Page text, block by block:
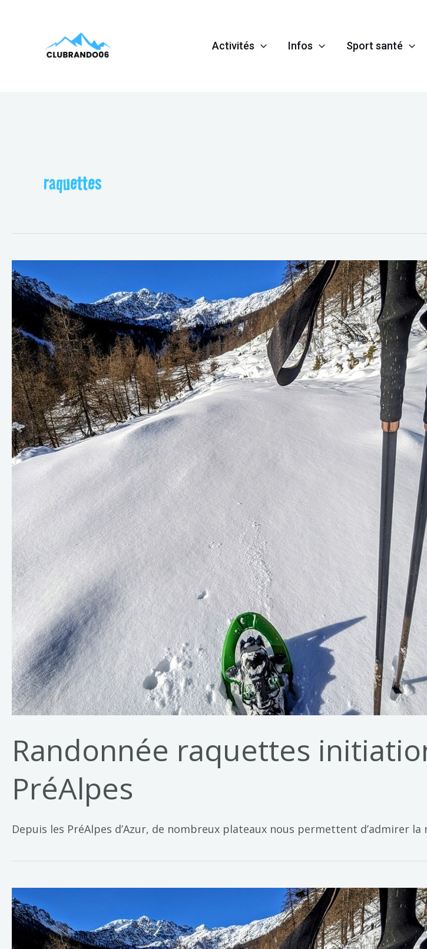
Activités Infos Sport santé
raquettes
Randonnée raquettes
PréAlpes
Depuis les PréAlpes d’Azur, de nombreux plateaux nous permettent d’admirer